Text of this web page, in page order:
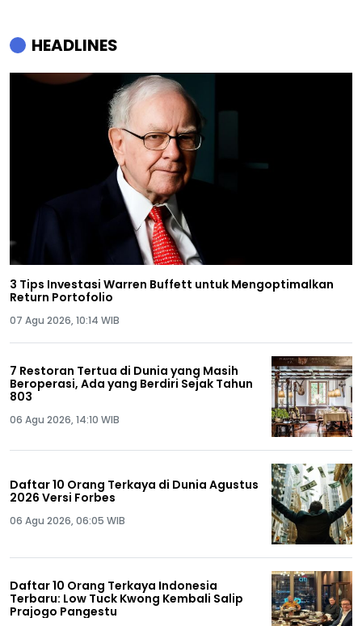
HEADLINES
3 Tips Investasi Warren Buffett untuk Mengoptimalkan
Return Portofolio
07 Agu 2026, 10:14 WIB
7 Restoran Tertua di Dunia yang Masih
Beroperasi, Ada yang Berdiri Sejak Tahun
803
06 Agu 2026, 14:10 WIB
Daftar 10 Orang Terkaya di Dunia Agustus
2026 Versi Forbes
06 Agu 2026, 06:05 WIB
Daftar 10 Orang Terkaya Indonesia
Terbaru: Low Tuck Kwong Kembali Salip
Prajogo Pangestu